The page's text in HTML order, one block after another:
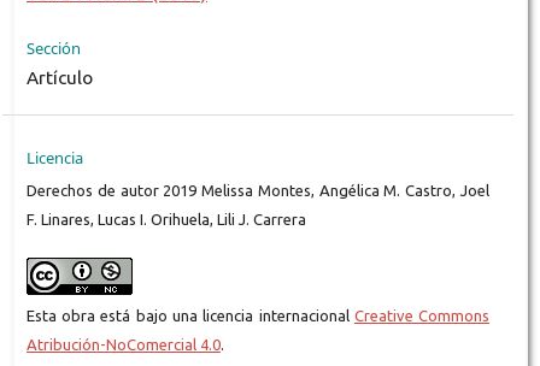
Sección
Artículo
Licencia
Derechos de autor 2019 Melissa Montes, Angélica M. Castro, Joel
F. Linares, Lucas I. Orihuela, Lili J. Carrera
Esta obra está bajo una licencia internacional Creative Commons
Atribución-NoComercial 4.0.